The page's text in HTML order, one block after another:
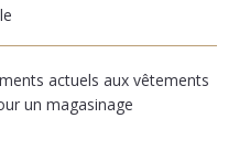
actuels aux vêtements
un magasinage